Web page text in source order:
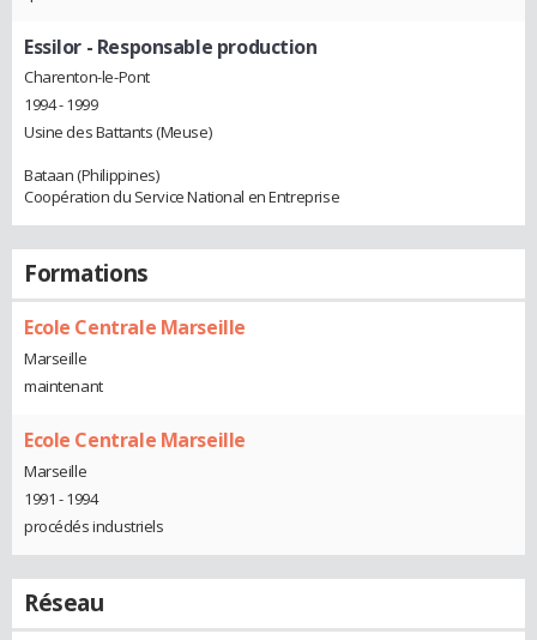
Essilor - Responsable production
Charenton-le-Pont
1994 - 1999
Usine des Battants (Meuse)
Bataan (Philippines)
Coopération du Service National en Entreprise
Formations
Ecole Centrale Marseille
Marseille
maintenant
Ecole Centrale Marseille
Marseille
1991 - 1994
procédés industriels
Réseau